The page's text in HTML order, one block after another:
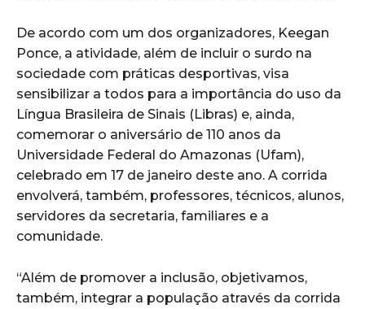
De acordo com um dos organizadores, Keegan
Ponce, a atividade, além de incluir o surdo na
sociedade com práticas desportivas, visa
sensibilizar a todos para a importância do uso da
Língua Brasileira de Sinais (Libras) e, ainda,
comemorar o aniversário de 110 anos da
Universidade Federal do Amazonas (Ufam),
celebrado em 17 de janeiro deste ano. A corrida
envolverá, também, professores, técnicos, alunos,
servidores da secretaria, familiares e a
comunidade.
“Além de promover a inclusão, objetivamos,
também, integrar a população através da corrida